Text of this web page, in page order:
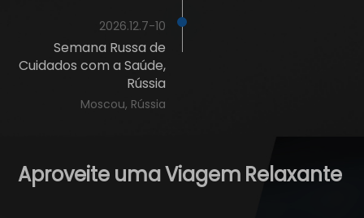
2026.12.7-10
Semana Russa de
Cuidados com a Saúde,
Rússia
Moscou, Rússia
Aproveite umaViagem Relaxante